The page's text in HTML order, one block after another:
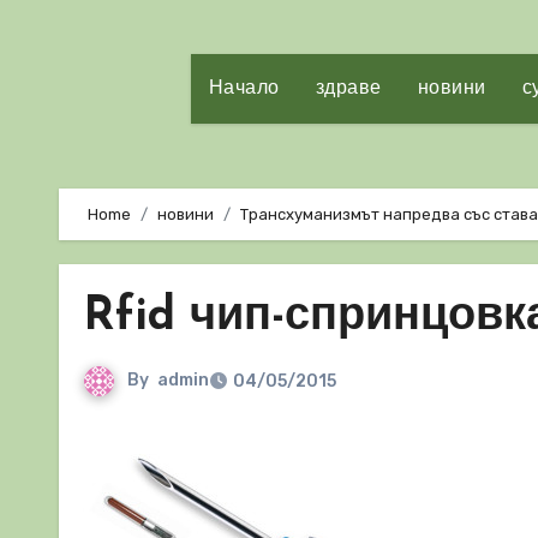
Начало здраве новини
Home новини Трансхуманизмът напредва със
Rfid чип-
By admin 04/05/2015